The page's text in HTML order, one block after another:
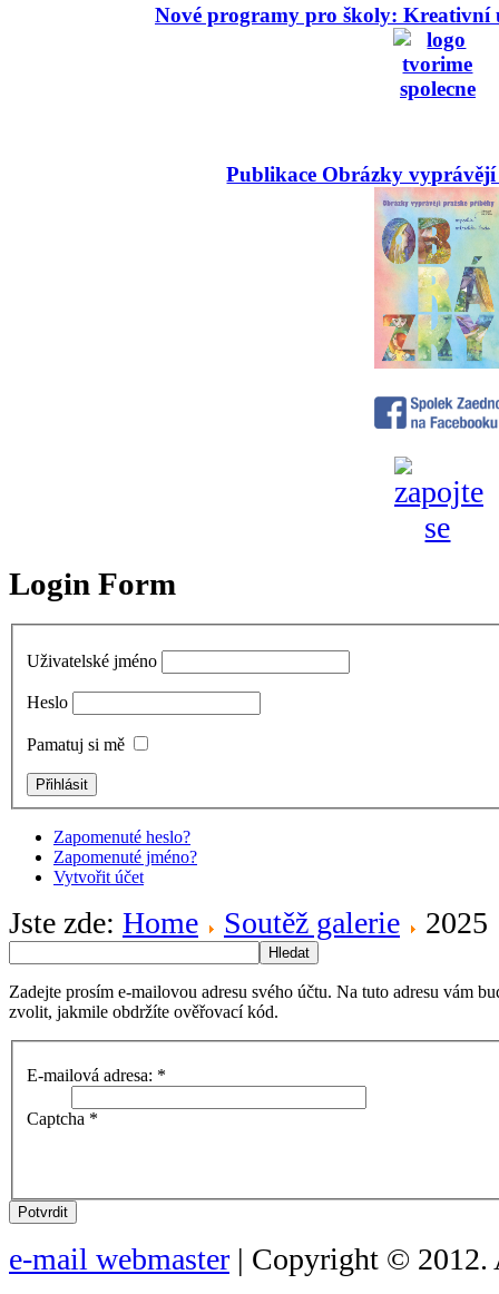
Nové programy pro školy: Kreativní
Publikace Obrázky
Login Form
Uživatelské jméno
Heslo
Pamatuj si mě
Zapomenuté heslo?
Zapomenuté jméno?
Vytvořit účet
Jste zde: Home Soutěž galerie 2025
Hledat
Zadejte prosím e-mailovou adresu svého účtu. Na tuto adresu vám
zvolit, jakmile obdržíte ověřovací kód.
E-mailová adresa: *
Captcha *
Potvrdit
e-mail webmaster | Copyright © 2012.